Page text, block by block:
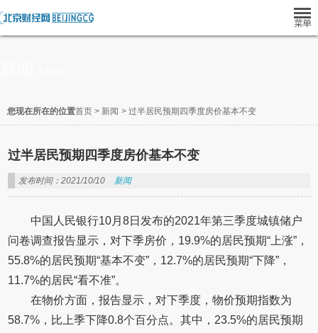
您现在所在的位置首页 > 新闻 > 过半居民预期四季度房价基本不变
过半居民预期四季度房价基本不变
发布时间：2021/10/10 新闻
中国人民银行10月8日发布的2021年第三季度城镇储户
问卷调查报告显示，对下季房价，19.9%的居民预期“上涨”，
55.8%的居民预期“基本不变”，12.7%的居民预期“下降”，
11.7%的居民“看不准”。
在物价方面，报告显示，对下季度，物价预期指数为
58.7%，比上季下降0.8个百分点。其中，23.5%的居民预期